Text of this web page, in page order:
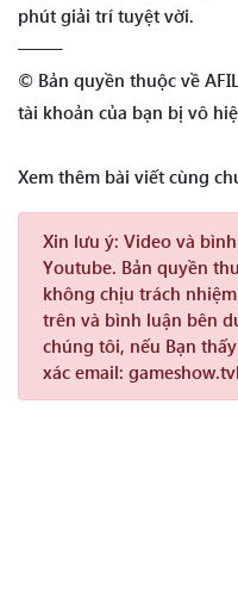
phút giải trí tuyệt vời.
——–
© Bản quyền thuộc về
tài khoản của bạn bị vô
Xem thêm bài viết cùng
Xin lưu ý: Video và
Youtube. Bản quyền
không chịu trách
trên và bình luận bên
chúng tôi, nếu Bạn
xác email: